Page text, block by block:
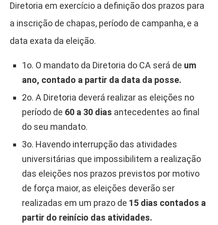
Diretoria em exercício a definição dos prazos para
a inscrição de chapas, período de campanha, e a
data exata da eleição.
1o. O mandato da Diretoria do CA será de um
ano, contado a partir da data da posse.
2o. A Diretoria deverá realizar as eleições no
período de 60 a 30 dias antecedentes ao final
do seu mandato.
3o. Havendo interrupção das atividades
universitárias que impossibilitem a realização
das eleições nos prazos previstos por motivo
de força maior, as eleições deverão ser
realizadas em um prazo de 15 dias contados a
partir do reinício das atividades.